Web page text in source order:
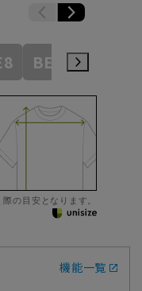
BE9 BE10
の目安となります。
機能一覧